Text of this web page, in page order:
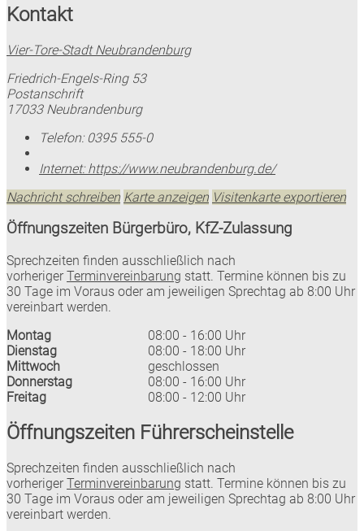
Kontakt
Vier-Tore-Stadt Neubrandenburg
Friedrich-Engels-Ring 53
Postanschrift
17033 Neubrandenburg
Telefon: 0395 555-0
Internet: https://www.neubrandenburg.de/
Nachricht schreiben Karte anzeigen Visitenkarte exportieren
Öffnungszeiten Bürgerbüro, KfZ-Zulassung
Sprechzeiten finden ausschließlich nach
vorheriger Terminvereinbarung statt. Termine können bis zu
30 Tage im Voraus oder am jeweiligen Sprechtag ab 8:00 Uhr
vereinbart werden.
Montag
08:00 - 16:00 Uhr
Dienstag
08:00 - 18:00 Uhr
Mittwoch
geschlossen
Donnerstag
08:00 - 16:00 Uhr
Freitag
08:00 - 12:00 Uhr
Öffnungszeiten Führerscheinstelle
Sprechzeiten finden ausschließlich nach
vorheriger Terminvereinbarung statt. Termine können bis zu
30 Tage im Voraus oder am jeweiligen Sprechtag ab 8:00 Uhr
vereinbart werden.